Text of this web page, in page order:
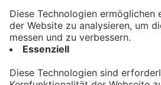
Kontakt